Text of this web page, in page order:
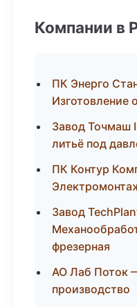
Компании в
ПК Энерго
Изготовление
Завод Точмаш
литьё под
ПК Контур
Завод
фрезерная
АО Лаб Поток
производство